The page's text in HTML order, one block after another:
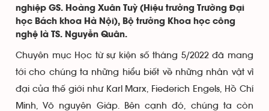
nghiệp GS. Hoàng Xuân Tuỳ (Hiệu trưởng Trường Đại
học Bách khoa Hà Nội), Bộ trưởng Khoa học công
nghệ là TS. Nguyễn Quân.
Chuyên mục Học từ sự kiện số tháng 5/2022 đã mang
tới cho chúng ta những hiểu biết về những nhân vật vĩ
đại của thế giới như Karl Marx, Fiederich Engels, Hồ Chí
Minh, Võ nguyên Giáp. Bên cạnh đó, chúng ta còn